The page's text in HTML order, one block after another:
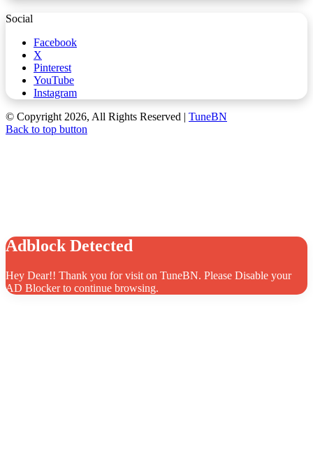
Social
Facebook
X
Pinterest
YouTube
Instagram
© Copyright 2026, All Rights Reserved | TuneBN
Back to top button
Adblock Detected
Hey Dear!! Thank you for visit on TuneBN. Please Disable your
AD Blocker to continue browsing.